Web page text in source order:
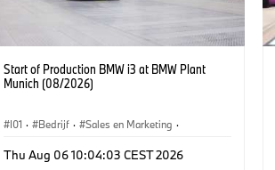
Start of Production BMW i3 at BMW Plant
Munich (08/2026)
I01 · Bedrijf · Sales en Marketing ·
Thu Aug 06 10:04:03 CEST 2026